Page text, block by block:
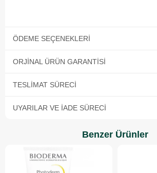
ÖDEME SEÇENEKLERI
ORJINAL ÜRÜN GARANTISI
TESLIMAT SÜRECI
UYARILAR VE İADE SÜRECI
Benzer Ürünler